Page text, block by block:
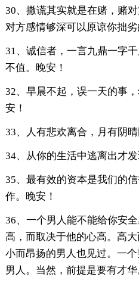
30、撒谎其实就是在赌，赌
对方感情够深可以原谅你拙劣
31、诚信者，一言九鼎一字
不值。晚安！
32、早晨不起，误一天的事
安！
33、人有悲欢离合，月有阴
34、从你的生活中逃离出才
35、最有效的资本是我们的
作。晚安！
36、一个男人能不能给你安
高，而取决于他的心高。高
小而昂扬的男人也见过。一
男人。当然，前提是要有才华